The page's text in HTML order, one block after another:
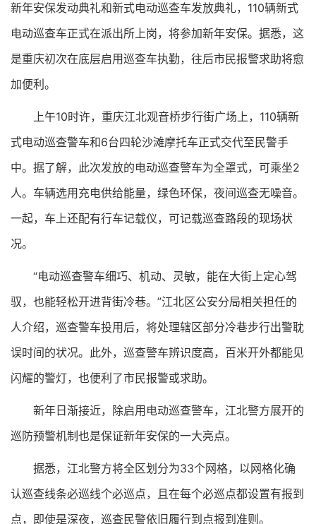
新年安保发动典礼和新式电动巡查车发放典礼，110辆新式
电动巡查车正式在派出所上岗，将参加新年安保。据悉，这
是重庆初次在底层启用巡查车执勤，往后市民报警求助将愈
加便利。
上午10时许，重庆江北观音桥步行街广场上，110辆新
式电动巡查警车和6台四轮沙滩摩托车正式交代至民警手
中。据了解，此次发放的电动巡查警车为全罩式，可乘坐2
人。车辆选用充电供给能量，绿色环保，夜间巡查无噪音。
一起，车上还配有行车记载仪，可记载巡查路段的现场状
况。
“电动巡查警车细巧、机动、灵敏，能在大街上定心驾
驭，也能轻松开进背街冷巷。”江北区公安分局相关担任的
人介绍，巡查警车投用后，将处理辖区部分冷巷步行出警耽
误时间的状况。此外，巡查警车辨识度高，百米开外都能见
闪耀的警灯，也便利了市民报警或求助。
新年日渐接近，除启用电动巡查警车，江北警方展开的
巡防预警机制也是保证新年安保的一大亮点。
据悉，江北警方将全区划分为33个网格，以网格化确
认巡查线条必巡线个必巡点，且在每个必巡点都设置有报到
点，即使是深夜，巡查民警依旧履行到点报到准则。